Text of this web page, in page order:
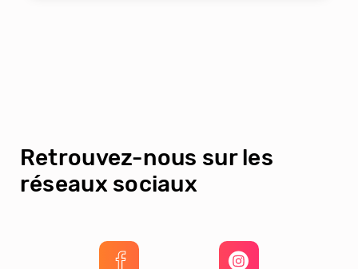
Retrouvez-nous sur les
réseaux sociaux